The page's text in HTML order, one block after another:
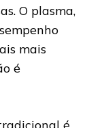
O plasma,
mais
é
é